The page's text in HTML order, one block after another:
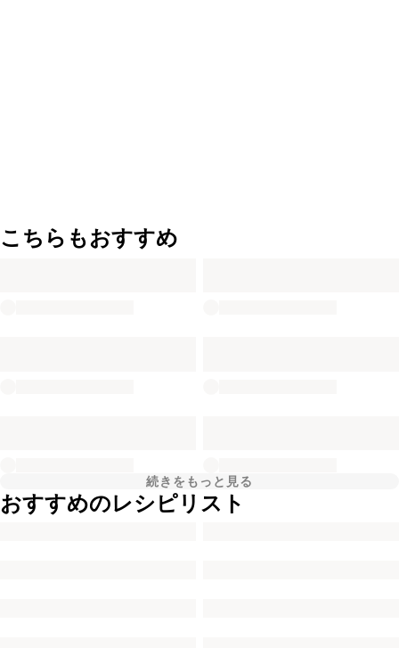
こちらもおすすめ
続きをもっと見る
おすすめのレシピリスト